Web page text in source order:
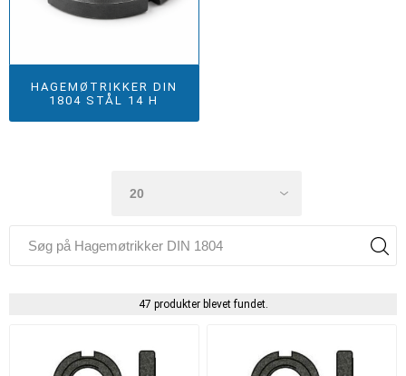
HAGEMØTRIKKER DIN
1804 STÅL 14 H
47 produkter blevet fundet.